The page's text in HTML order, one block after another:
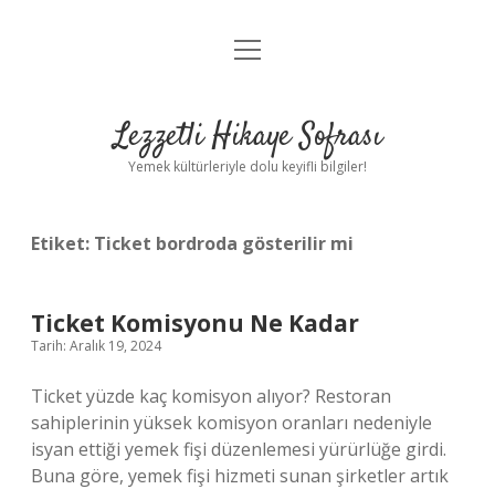
Anasayfa
Yasal Uyarı
menüyü
Lezzetli Hikaye Sofrası
Yemek kültürleriyle dolu keyifli bilgiler!
Etiket: Ticket bordroda gösterilir mi
Ticket Komisyonu Ne Kadar
Tarih: Aralık 19, 2024
Ticket yüzde kaç komisyon alıyor? Restoran
sahiplerinin yüksek komisyon oranları nedeniyle
isyan ettiği yemek fişi düzenlemesi yürürlüğe girdi.
Buna göre, yemek fişi hizmeti sunan şirketler artık